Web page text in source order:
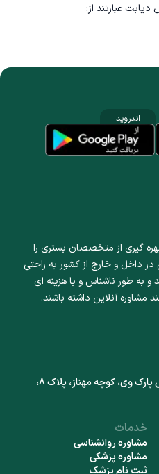
عبارتند از:
گیری از متخصصان بستری را
در داخل و خارج از کشور به راحتی
و به طور ناشناس و با هزینه ای
مشاوره آنلاین داشته باشند.
اندروید
خدمات
مشاوره روانشناسی
مشاوره پزشکی
ثبت نام پزشک
تهران، خ ولیعصر، نرسیده به پل پارک وی، کوچه مهناز، پلاک 8،